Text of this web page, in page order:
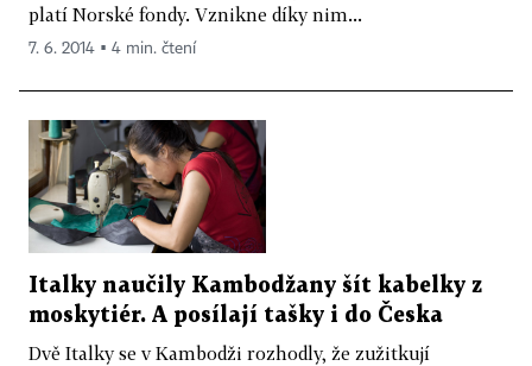
platí Norské fondy. Vznikne díky nim...
7. 6. 2014 ▪ 4 min. čtení
Italky naučily Kambodžany šít kabelky z
moskytiér. A posílají tašky i do Česka
Dvě Italky se v Kambodži rozhodly, že zužitkují